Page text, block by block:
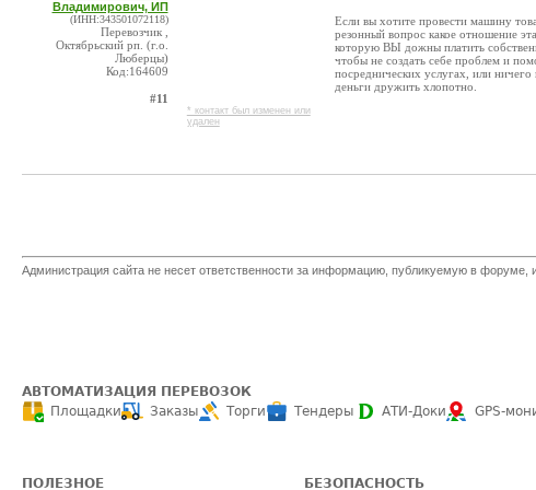
Владимирович, ИП
(ИНН:343501072118)
Перевозчик ,
Октябрьский рп. (г.о.
Люберцы)
Код:164609
#11
* контакт был изменен или
удален
Если вы хотите провести машину
резонный вопрос какое отношение
которую ВЫ дожны платить
чтобы не создать себе проблем и
посреднических услугах, или
деньги дружить хлопотно.
Администрация сайта не несет ответственности за информацию, публикуемую в
АВТОМАТИЗАЦИЯ ПЕРЕВОЗОК
Площадки
Заказы Торги Тендеры АТИ-Доки GPS-
ПОЛЕЗНОЕ БЕЗОПАСНОСТЬ